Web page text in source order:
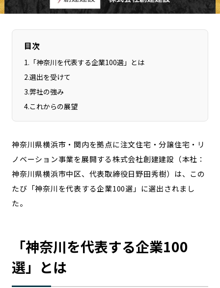
静岡エリア
愛知エリア
香川エリア
愛媛エリア
高知エリア
福岡エリア
佐賀エリア
長崎エリア
熊本エリア
大分エリア
宮崎エリア
カテゴリから探す
目次
1. 「神奈川を代表する企業100選」とは
2.選出を受けて
3.弊社の強み
4.これからの展望
神奈川県横浜市・関内を拠点に注文住宅・分譲住宅・リ
ノベーション事業を展開する株式会社創建建設（本社：
神奈川県横浜市中区、代表取締役日野田秀樹）は、この
たび「神奈川を代表する企業100選」に選出されまし
た。
「神奈川を代表する企業100
選」とは